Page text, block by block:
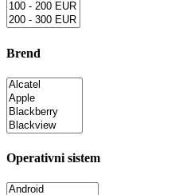
Brend
Operativni sistem